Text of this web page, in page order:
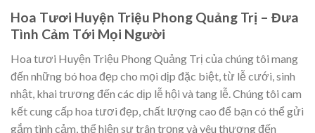
Hoa Tươi Huyện Triệu Phong Quảng Trị – Đưa
Tình Cảm Tới Mọi Người
Hoa tươi Huyện Triệu Phong Quảng Trị của chúng tôi mang
đến những bó hoa đẹp cho mọi dịp đặc biệt, từ lễ cưới, sinh
nhật, khai trương đến các dịp lễ hội và tang lễ. Chúng tôi cam
kết cung cấp hoa tươi đẹp, chất lượng cao để bạn có thể gửi
gắm tình cảm, thể hiện sự trân trọng và yêu thương đến